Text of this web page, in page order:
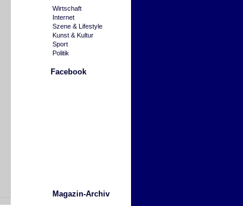
Wirtschaft
Internet
Szene & Lifestyle
Kunst & Kultur
Sport
Politik
Facebook
Magazin-Archiv